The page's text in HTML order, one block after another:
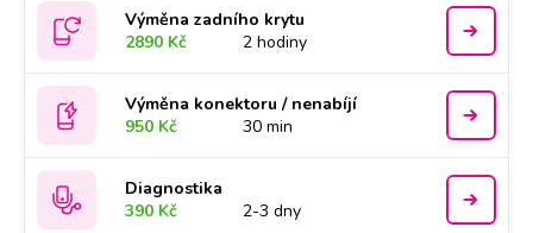
Výměna zadního krytu
2890 Kč
2 hodiny
Výměna konektoru / nenabíjí
950 Kč
30 min
Diagnostika
390 Kč
2-3 dny